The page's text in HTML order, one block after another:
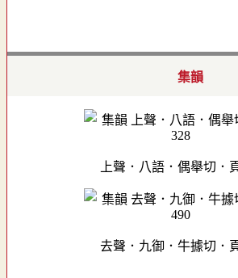
集韻
上聲．八語．偶舉切．
去聲．九御．牛據切．